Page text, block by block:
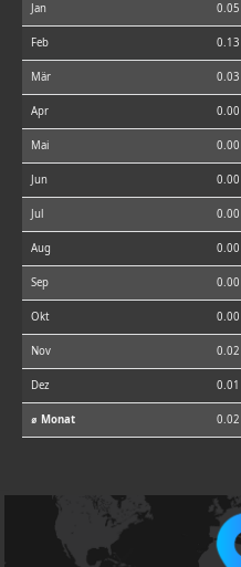
Jan 0.05
Feb 0.13
Mär 0.03
Apr 0.00
Mai 0.00
Jun 0.00
Jul 0.00
Aug 0.00
Sep 0.00
Okt 0.00
Nov 0.02
Dez 0.01
⌀ Monat 0.02